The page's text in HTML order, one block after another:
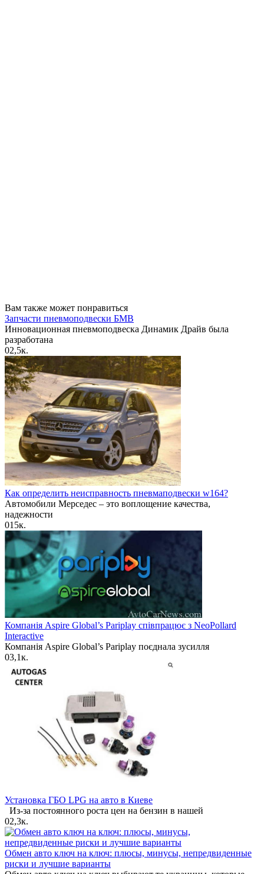
Вам также может понравиться
Запчасти пневмоподвески БМВ
Инновационная пневмоподвеска Динамик Драйв была
разработана
02,5к.
Как определить неисправность пневмаподвески w164?
Автомобили Мерседес – это воплощение качества,
надежности
015к.
Компанія Aspire Global’s Pariplay співпрацює з NeoPollard
Interactive
Компанія Aspire Global’s Pariplay поєднала зусилля
03,1к.
Установка ГБО LPG на авто в Киеве
Из-за постоянного роста цен на бензин в нашей
02,3к.
Обмен авто ключ на ключ: плюсы, минусы, непредвиденные
риски и лучшие варианты